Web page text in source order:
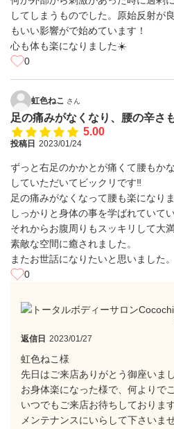
してしまうものでした。原始反射が
もいい影響がで始めています！
心も体も楽になりました☀️
0
虹色ねこ さん
足の痛みがなくなり、腰の辛さ
5.00
投稿日 2023/01/24
ずっと右足のかかとが痛くて腰もか
していただいてビックリです‼️
足の痛みがなくなって腰も楽になりま
しっかりと身体の事を学ばれていて
それからお腹周りもスッキリして大満
素敵な空間に癒されました。
またお世話になりたいと思いました。
0
返信日 2023/01/27
虹色ねこ様
先日はご来店ありがとう御座いまし
お身体楽になった様で、何よりで
いつでもご来店お待ちしておりま
メンテナンスにいらして下さいませ